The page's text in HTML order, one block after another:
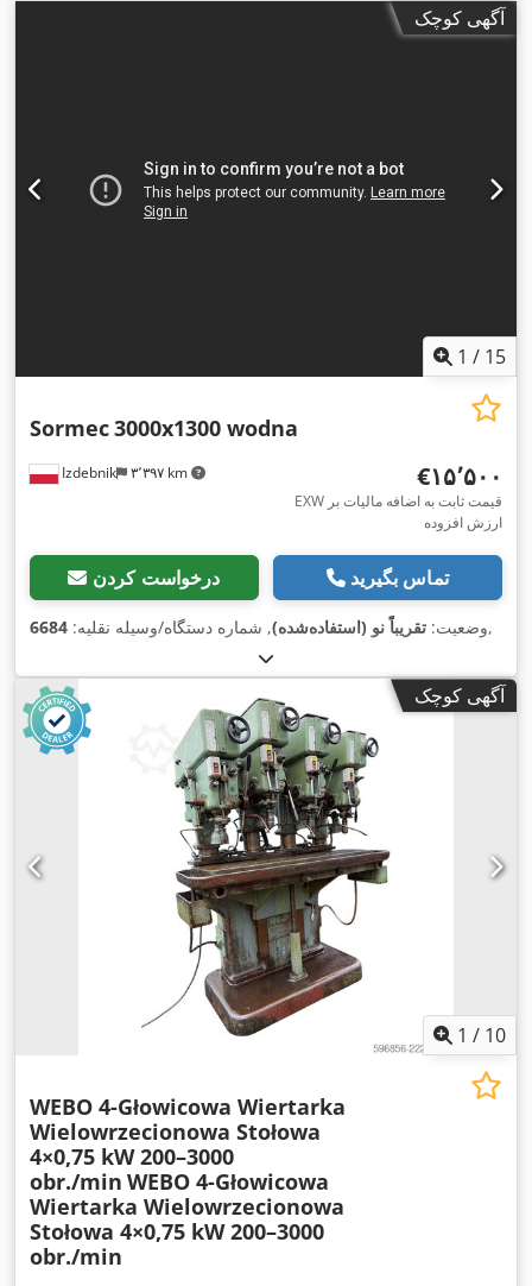
آگهی کوچک
1 / 15
Izdebnik ۳٬۳۹۷ km
Sormec3000x1300 wodna
‎€۱۵٬۵۰۰
EXW قیمت ثابت به اضافه مالیات بر
ارزش افزوده
درخواست کردن تماس بگیرید
وضعیت: تقریباً نو (استفاده‌شده), شماره دستگاه/وسیله نقلیه: 6684 ,
آگهی کوچک
1 / 10
WEBO 4-Głowicowa Wiertarka
Wielowrzecionowa Stołowa
4×0,75 kW 200–3000
obr./min WEBO 4-Głowicowa
Wiertarka Wielowrzecionowa
Stołowa 4×0,75 kW 200–3000
obr./min